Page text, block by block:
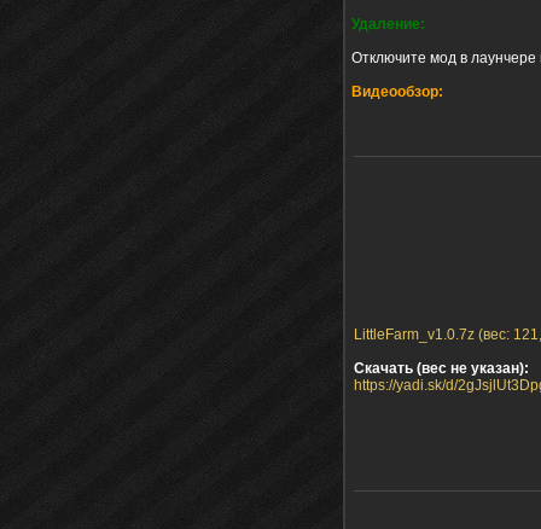
Удаление:
Отключите мод в
Видеообзор:
LittleFarm_v1.0.7z (вес:
Скачать (вес не указан):
https://yadi.sk/d/